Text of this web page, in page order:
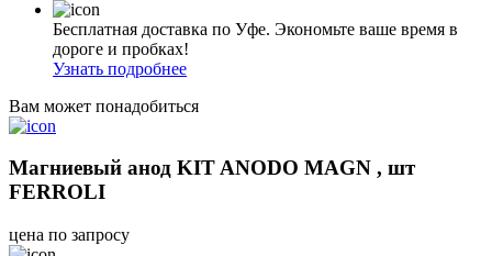
Бесплатная доставка по Уфе. Экономьте ваше время в
дороге и пробках!
Узнать подробнее
Вам может понадобиться
Магниевый анод KIT ANODO MAGN , шт
FERROLI
цена по запросу